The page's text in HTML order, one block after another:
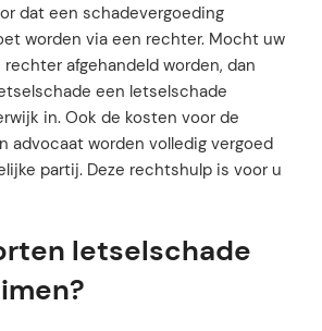
dat een schadevergoeding
worden via een rechter. Mocht uw
rechter afgehandeld worden, dan
een letselschade
in. Ook de kosten voor de
advocaat worden volledig vergoed
partij. Deze rechtshulp is voor u
letselschade